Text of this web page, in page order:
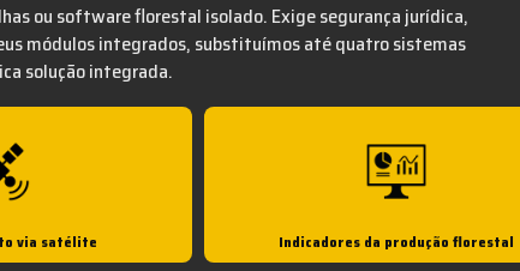
ou software florestal isolado. Exige segurança jurídica,
módulos integrados, substituímos até quatro sistemas
solução integrada.
via satélite Indicadores da produção florestal